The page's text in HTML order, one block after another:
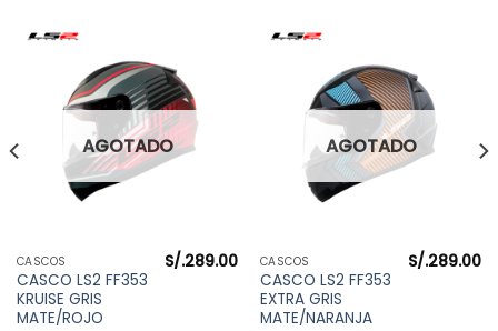
AGOTADO
CASCOS
CASCO LS2 FF353
KRUISE GRIS
MATE/ROJO
S/.289.00
AGOTADO
CASCOS
CASCO LS2 FF353
EXTRA GRIS
MATE/NARANJA
S/.289.00